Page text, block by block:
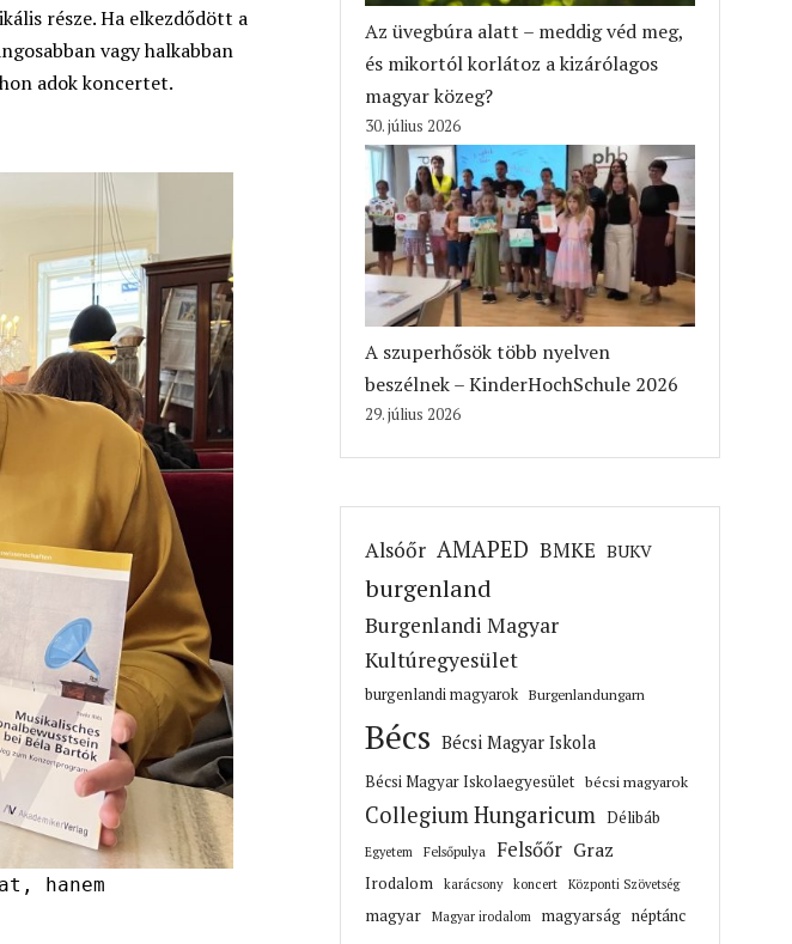
része. Ha elkezdődött a
vagy halkabban
adok koncertet.
hanem
Az üvegbúra alatt – meddig véd meg,
és mikortól korlátoz a kizárólagos
magyar közeg?
30. július 2026
A szuperhősök több nyelven
beszélnek – KinderHochSchule 2026
29. július 2026
Alsóőr AMAPED BMKE BUKV
burgenland
Burgenlandi Magyar
Kultúregyesület
burgenlandi magyarok Burgenlandungarn
Bécs Bécsi Magyar Iskola
Bécsi Magyar Iskolaegyesület bécsi magyarok
Collegium Hungaricum Délibáb
Egyetem Felsőpulya Felsőőr Graz
Irodalom karácsony koncert Központi Szövetség
magyar Magyar irodalom magyarság néptánc